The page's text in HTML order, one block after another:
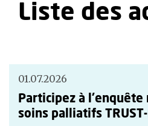
Liste des
01.07.2026
Participez à
soins palliatifs TRUST-